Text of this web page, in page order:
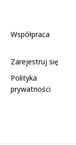
Współpraca
Zarejestruj się
Polityka
prywatności